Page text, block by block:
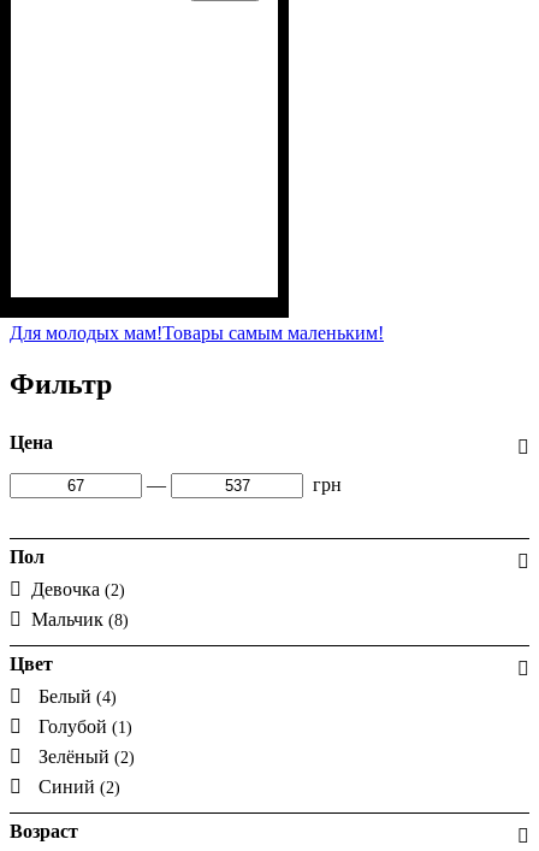
6% лайкра)
Для молодых мам!Товары самым маленьким!
Фильтр
Цена
— грн
Пол
Девочка (2)
Мальчик (8)
Цвет
Белый (4)
Голубой (1)
Зелёный (2)
Синий (2)
Возраст